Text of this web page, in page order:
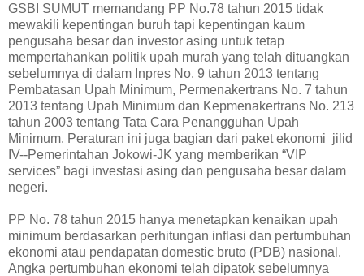
GSBI SUMUT memandang PP No.78 tahun 2015 tidak
mewakili kepentingan buruh tapi kepentingan kaum
pengusaha besar dan investor asing untuk tetap
mempertahankan politik upah murah yang telah dituangkan
sebelumnya di dalam Inpres No. 9 tahun 2013 tentang
Pembatasan Upah Minimum, Permenakertrans No. 7 tahun
2013 tentang Upah Minimum dan Kepmenakertrans No. 213
tahun 2003 tentang Tata Cara Penangguhan Upah
Minimum. Peraturan ini juga bagian dari paket ekonomi jilid
IV--Pemerintahan Jokowi-JK yang memberikan “VIP
services” bagi investasi asing dan pengusaha besar dalam
negeri.
PP No. 78 tahun 2015 hanya menetapkan kenaikan upah
minimum berdasarkan perhitungan inflasi dan pertumbuhan
ekonomi atau pendapatan domestic bruto (PDB) nasional.
Angka pertumbuhan ekonomi telah dipatok sebelumnya